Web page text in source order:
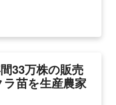
33万株の販売
苗を生産農家